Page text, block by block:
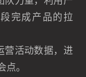
完成产品的拉
营活动数据，进
。